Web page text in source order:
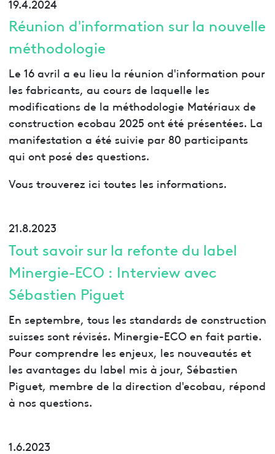
19.4.2024
Réunion d'information sur la nouvelle
méthodologie
Le 16 avril a eu lieu la réunion d'information pour
les fabricants, au cours de laquelle les
modifications de la méthodologie Matériaux de
construction ecobau 2025 ont été présentées. La
manifestation a été suivie par 80 participants
qui ont posé des questions.
Vous trouverez ici toutes les informations.
21.8.2023
Tout savoir sur la refonte du label
Minergie-ECO : Interview avec
Sébastien Piguet
En septembre, tous les standards de construction
suisses sont révisés. Minergie-ECO en fait partie.
Pour comprendre les enjeux, les nouveautés et
les avantages du label mis à jour, Sébastien
Piguet, membre de la direction d'ecobau, répond
à nos questions.
1.6.2023